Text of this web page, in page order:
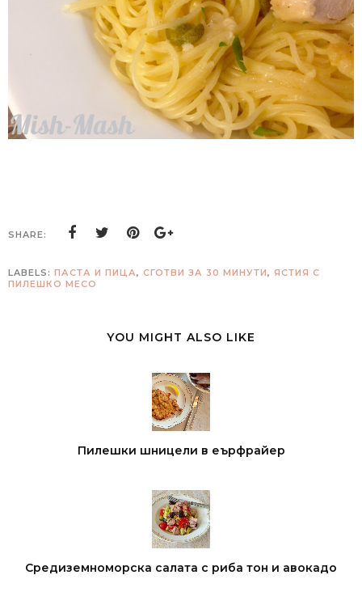
SHARE:
LABELS: ПАСТА И ПИЦА, СГОТВИ ЗА 30 МИНУТИ, ЯСТИЯ С
ПИЛЕШКО МЕСО
YOU MIGHT ALSO LIKE
Пилешки шницели в еърфрайер
Средиземноморска салата с риба тон и авокадо